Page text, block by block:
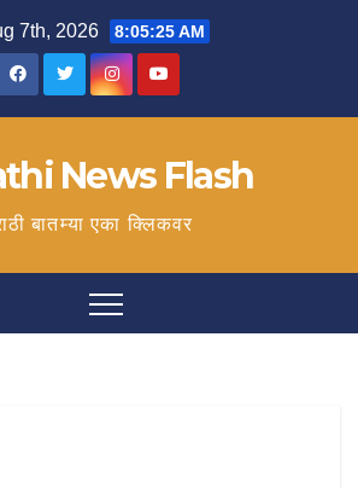
7th, 2026 8:05:25 AM
News Flash
बातम्या एका क्लिकवर